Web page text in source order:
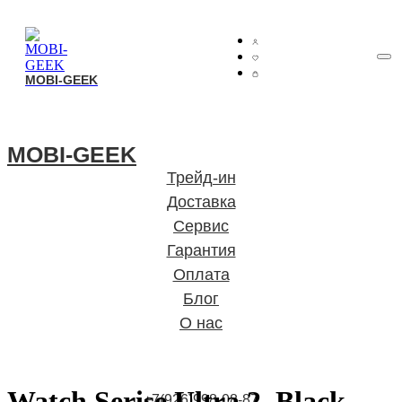
MOBI-GEEK
Трейд-ин
Доставка
Сервис
Гарантия
Оплата
Блог
О нас
MOBI-GEEK
MOBI-GEEK